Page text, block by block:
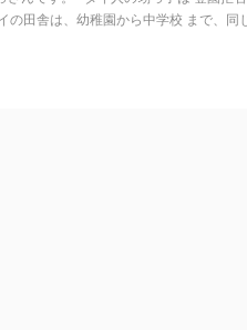
の田舎は、幼稚園から中学校 まで、同